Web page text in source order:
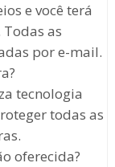
e você terá
as
por e-mail.
tecnologia
todas as
oferecida?